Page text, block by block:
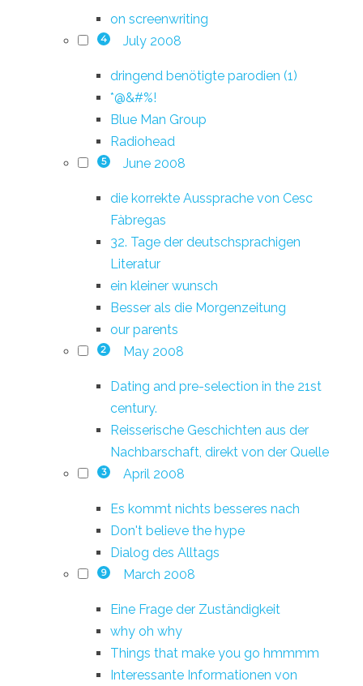
on screenwriting
4 July 2008
dringend benötigte parodien (1)
*@&#%!
Blue Man Group
Radiohead
5 June 2008
die korrekte Aussprache von Cesc
Fàbregas
32. Tage der deutschsprachigen
Literatur
ein kleiner wunsch
Besser als die Morgenzeitung
our parents
2 May 2008
Dating and pre-selection in the 21st
century.
Reisserische Geschichten aus der
Nachbarschaft, direkt von der Quelle
3 April 2008
Es kommt nichts besseres nach
Don't believe the hype
Dialog des Alltags
9 March 2008
Eine Frage der Zuständigkeit
why oh why
Things that make you go hmmmm
Interessante Informationen von